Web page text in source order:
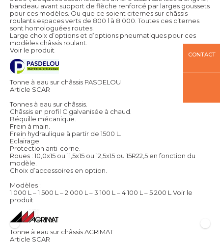
bandeau avant support de flèche renforcé par larges goussets
pour ces modèles. Ou que ce soient citernes sur châssis
roulants espaces verts de 800 l à 8 000. Toutes ces citernes
sont homologuées routes.
Large choix d’options et d’options pneumatiques pour ces
modèles châssis roulant.
Voir le produit
Tonne à eau sur châssis PASDELOU
Article SCAR
Tonnes à eau sur châssis.
Châssis en profil C galvanisée à chaud.
Béquille mécanique.
Frein à main.
Frein hydraulique à partir de 1500 L.
Eclairage.
Protection anti-corne.
Roues : 10,0x15 ou 11,5x15 ou 12,5x15 ou 15R22,5 en fonction du
modèle.
Choix d’accessoires en option.
Modèles :
1 000 L – 1 500 L – 2 000 L – 3 100 L – 4 100 L – 5 200 L Voir le
produit
Tonne à eau sur châssis AGRIMAT
Article SCAR
CONTACT